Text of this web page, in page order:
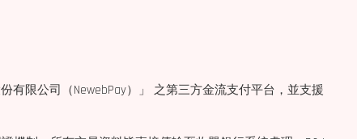
有限公司（NewebPay）」 之第三方金流支付平台，並支援